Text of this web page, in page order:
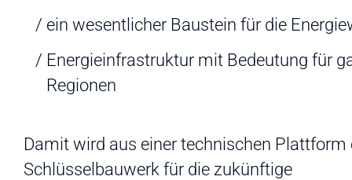
ein wesentlicher Baustein für die
Energieinfrastruktur mit Bedeutung für
Regionen
Damit wird aus einer technischen Plattform
Schlüsselbauwerk für die zukünftige